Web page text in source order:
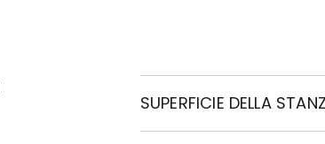
SUPERFICIE DELLA